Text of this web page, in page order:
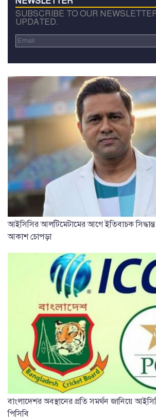
SUBSCRIBE TO OUR
UPDATED.
আইসিসির আলটিমেটামের আগে ইতিবাচক সিদ্ধান্ত
আকাশ চোপড়া
বাংলাদেশর অবস্থানের প্রতি সমর্থন জানিয়ে
পিসিবি